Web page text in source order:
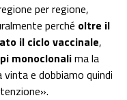
per regione,
perché oltre il
il ciclo vaccinale,
monoclonalima la
e dobbiamo quindi